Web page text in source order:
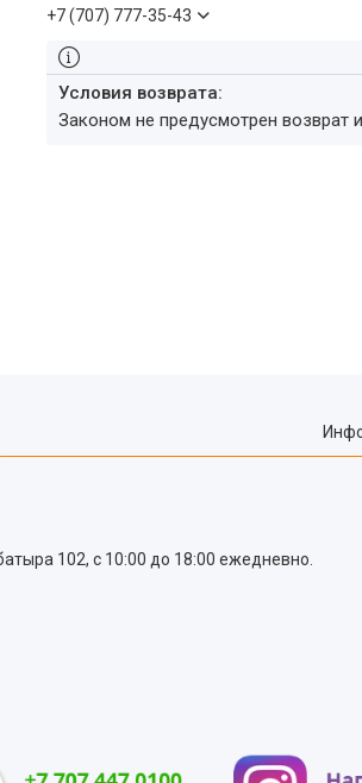
+7 (707) 777-35-43
Законом не предусмотрен
102, с 10:00 до 18:00 ежедневно.